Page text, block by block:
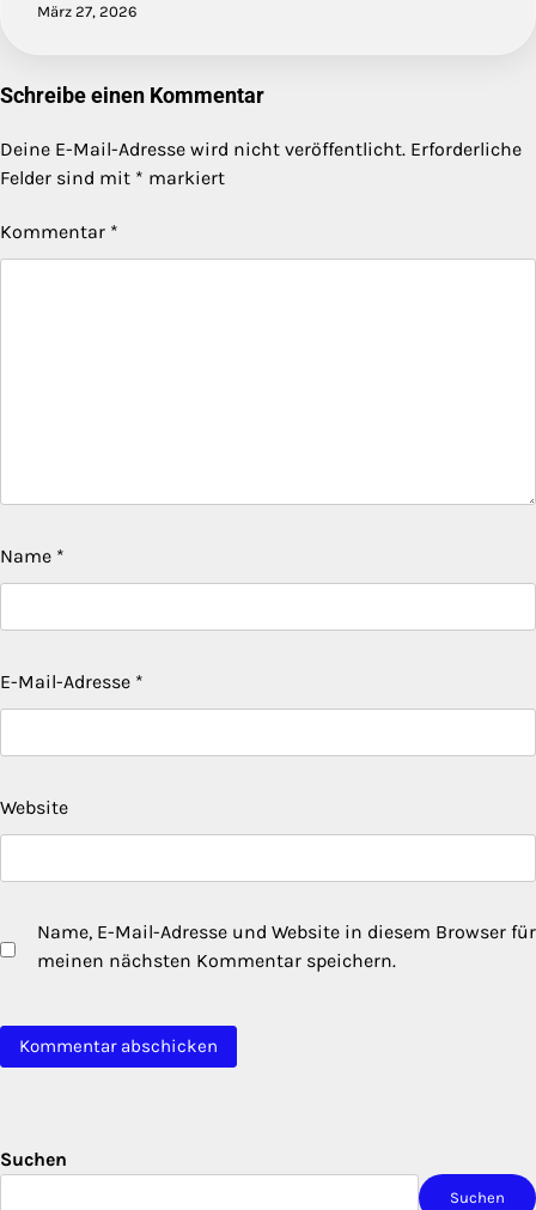
März 27, 2026
Schreibe einen Kommentar
Deine E-Mail-Adresse wird nicht veröffentlicht. Erforderliche
Felder sind mit * markiert
Kommentar *
Name *
E-Mail-Adresse *
Website
Name, E-Mail-Adresse und Website in diesem Browser für
meinen nächsten Kommentar speichern.
Suchen
Suchen